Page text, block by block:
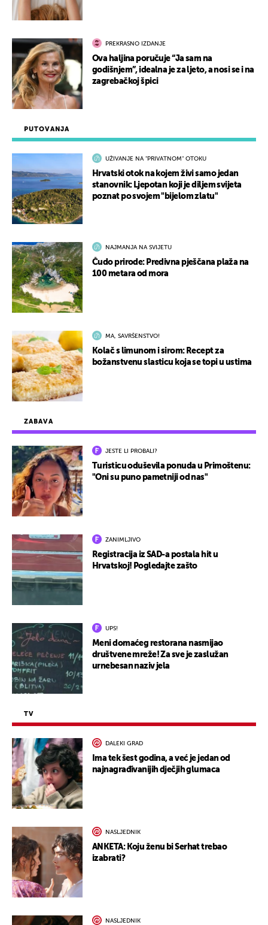
ZABAVA
JESTE LI PROBALI?
Turisticu oduševila ponuda u Primoštenu:
"Oni su puno pametniji od nas"
ZANIMLJIVO
Registracija iz SAD-a postala hit u
Hrvatskoj! Pogledajte zašto
UPS!
Meni domaćeg restorana nasmijao
društvene mreže! Za sve je zaslužan
urnebesan naziv jela
TV
DALEKI GRAD
Ima tek šest godina, a već je jedan od
najnagrađivanijih dječjih glumaca
NASLJEDNIK
ANKETA: Koju ženu bi Serhat trebao
izabrati?
NASLJEDNIK
PUTOVANJA
UŽIVANJE NA "PRIVATNOM" OTOKU
Hrvatski otok na kojem živi samo jedan
stanovnik: Ljepotan koji je diljem svijeta
poznat po svojem "bijelom zlatu"
NAJMANJA NA SVIJETU
Čudo prirode: Predivna pješčana plaža na
100 metara od mora
MA, SAVRŠENSTVO!
Kolač s limunom i sirom: Recept za
božanstvenu slasticu koja se topi u ustima
PREKRASNO IZDANJE
Ova haljina poručuje “Ja sam na
godišnjem”, idealna je za ljeto, a nosi se i na
zagrebačkoj špici